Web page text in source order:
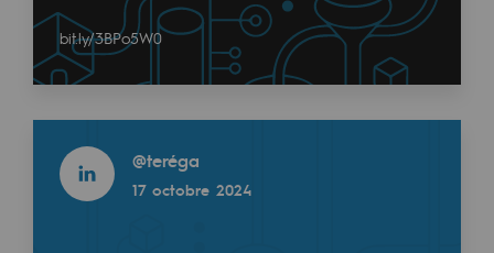
Le programme social et territorial de
Territorial
Engagements auprès des territoires
Social
bit.ly/3BPo5W0
@teréga
17 octobre 2024